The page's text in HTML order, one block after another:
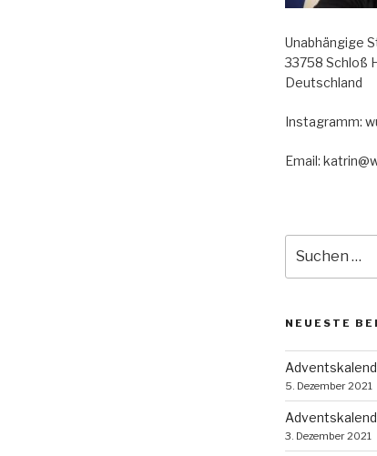
Unabhängige
33758 Schloß
Deutschland
Instagramm:
Email:
nach:
NEUESTE
5. Dezember 2021
3. Dezember 2021